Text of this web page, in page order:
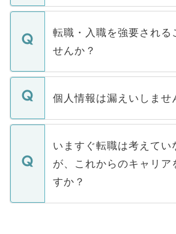
ます。通常、5営業日以内
いただきますので、しばら
マイナビDOCTORで取り扱
うち約3割は、Webサイト
けない「非公開求人」です
下記の理由によって、一般
ません。
■応募殺到を避けるため 人
関を公にしてしまうと、応
に、医療機関が求める条件
みを人材紹介会社に依頼す
ています。
転職・入職を強要される
せんか？
転職・入職を強要すること
ん。また、仮に応募先から
定を承諾する必要はありま
の辞退の連絡はキャリアパ
個人情報は漏えいしませ
個人情報が漏えいすること
で、ご安心ください。当サ
などで収集したご登録者様
ご本人のキャリアアップお
支援を目的に使用いたしま
ているすべての個人データ
いますぐ転職は考えてい
が、これからのキャリア
すか？